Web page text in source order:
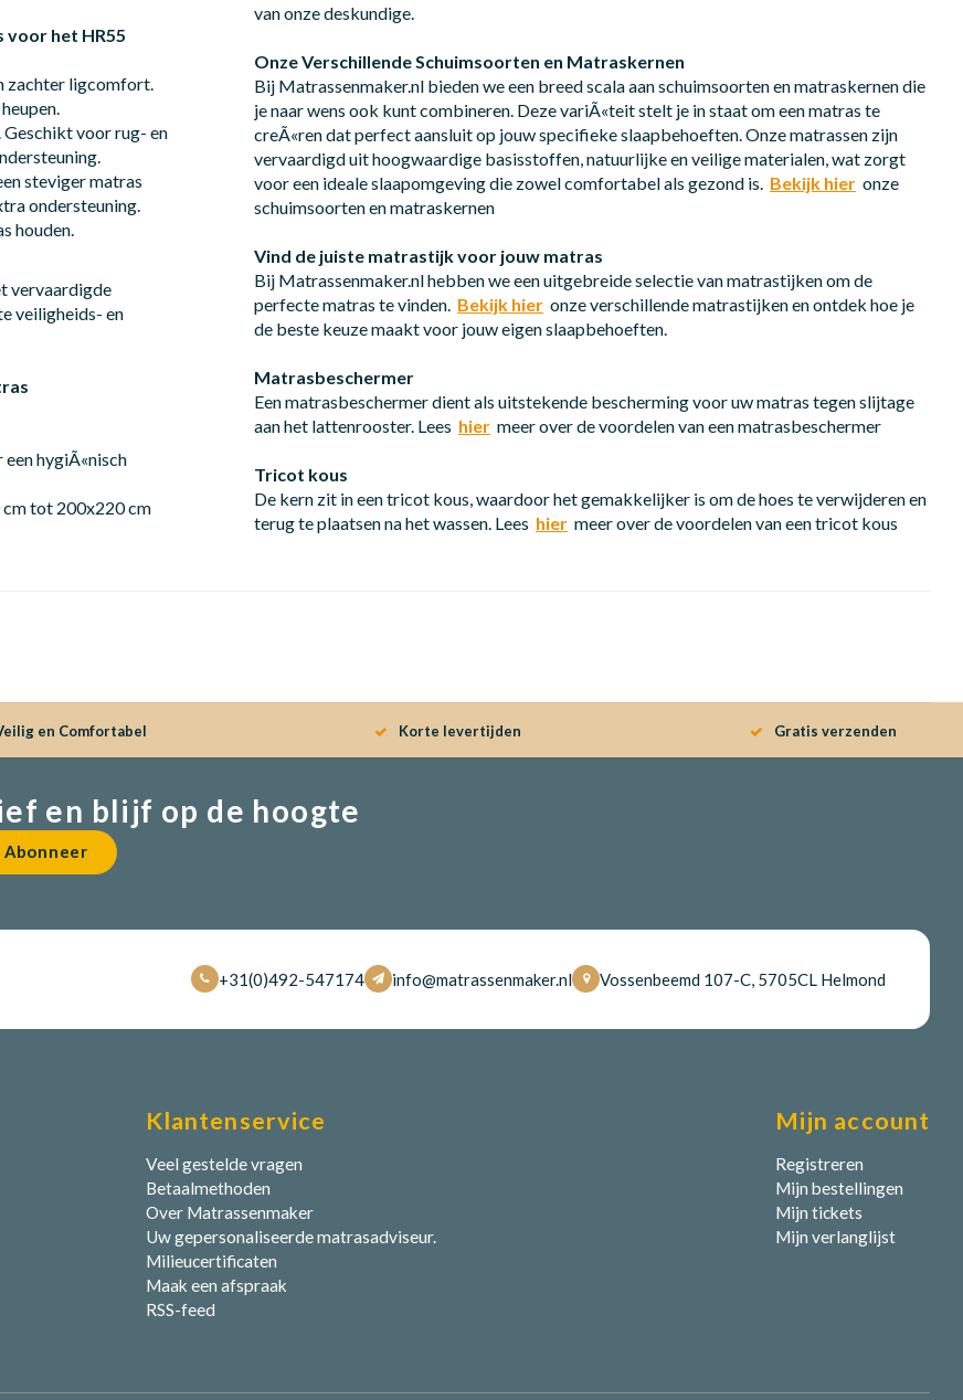
voor het HR55
zachter ligcomfort.
voor rug- en
steviger matras
ondersteuning.
houden.
vervaardigde
veiligheids- en
hygiÃ«nisch
tot 200x220 cm
van onze deskundige.
Onze Verschillende Schuimsoorten en Matraskernen
Bij Matrassenmaker.nl bieden we een breed scala aan schuimsoorten en matraskernen die
je naar wens ook kunt combineren. Deze variÃ«teit stelt je in staat om een matras te
creÃ«ren dat perfect aansluit op jouw specifieke slaapbehoeften. Onze matrassen zijn
vervaardigd uit hoogwaardige basisstoffen, natuurlijke en veilige materialen, wat zorgt
voor een ideale slaapomgeving die zowel comfortabel als gezond is. Bekijk hier onze
schuimsoorten en matraskernen
Vind de juiste matrastijk voor jouw matras
Bij Matrassenmaker.nl hebben we een uitgebreide selectie van matrastijken om de
perfecte matras te vinden. Bekijk hier onze verschillende matrastijken en ontdek hoe je
de beste keuze maakt voor jouw eigen slaapbehoeften.
Matrasbeschermer
Een matrasbeschermer dient als uitstekende bescherming voor uw matras tegen slijtage
aan het lattenrooster. Lees hier meer over de voordelen van een matrasbeschermer
Tricot kous
De kern zit in een tricot kous, waardoor het gemakkelijker is om de hoes te verwijderen en
terug te plaatsen na het wassen. Lees hier meer over de voordelen van een tricot kous
en Comfortabel Korte levertijden Gratis verzenden
en blijf op de hoogte
Abonneer
+31(0)492-547174 info@matrassenmaker.nl Vossenbeemd 107-C, 5705CL Helmond
Klantenservice
Veel gestelde vragen
Betaalmethoden
Over Matrassenmaker
Uw gepersonaliseerde matrasadviseur.
Milieucertificaten
Maak een afspraak
RSS-feed
Mijn account
Registreren
Mijn bestellingen
Mijn tickets
Mijn verlanglijst